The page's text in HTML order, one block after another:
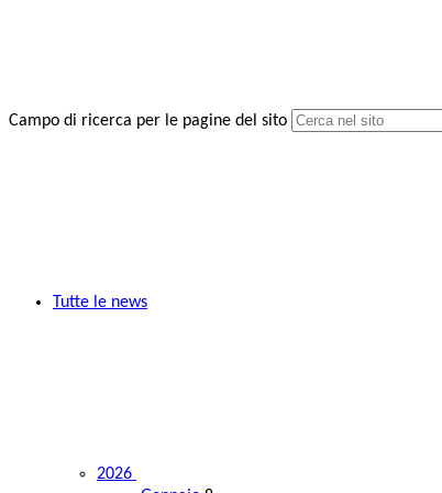
Campo di ricerca per le pagine del sito
Tutte le news
2026